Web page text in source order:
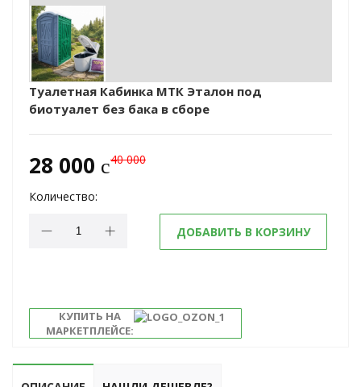
Туалетная Кабинка МТК Эталон под
биотуалет без бака в сборе
28 000 c40 000
Количество:
ДОБАВИТЬ В КОРЗИНУ
КУПИТЬ НА
МАРКЕТПЛЕЙСЕ: